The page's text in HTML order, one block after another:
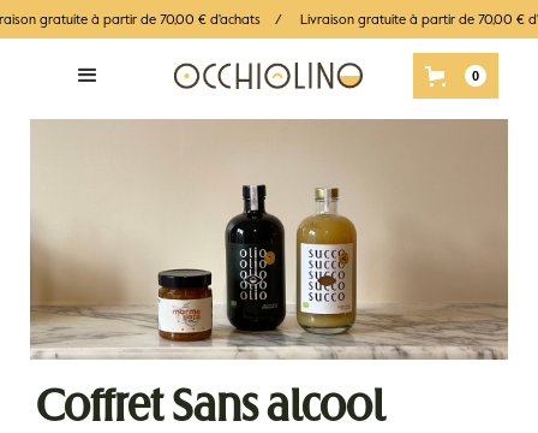
gratuite à partir de 70,00 € d'achats / Livraison gratuite à partir de
Panier
0
Coffret Sans alcool